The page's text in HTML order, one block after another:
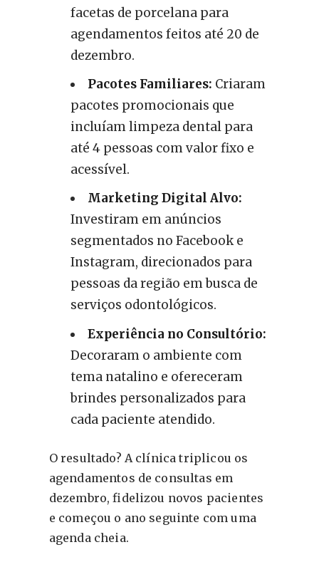
facetas de porcelana para
agendamentos feitos até 20 de
dezembro.
Pacotes Familiares: Criaram
pacotes promocionais que
incluíam limpeza dental para
até 4 pessoas com valor fixo e
acessível.
Marketing Digital Alvo:
Investiram em anúncios
segmentados no Facebook e
Instagram, direcionados para
pessoas da região em busca de
serviços odontológicos.
Experiência no Consultório:
Decoraram o ambiente com
tema natalino e ofereceram
brindes personalizados para
cada paciente atendido.
O resultado? A clínica triplicou os
agendamentos de consultas em
dezembro, fidelizou novos pacientes
e começou o ano seguinte com uma
agenda cheia.